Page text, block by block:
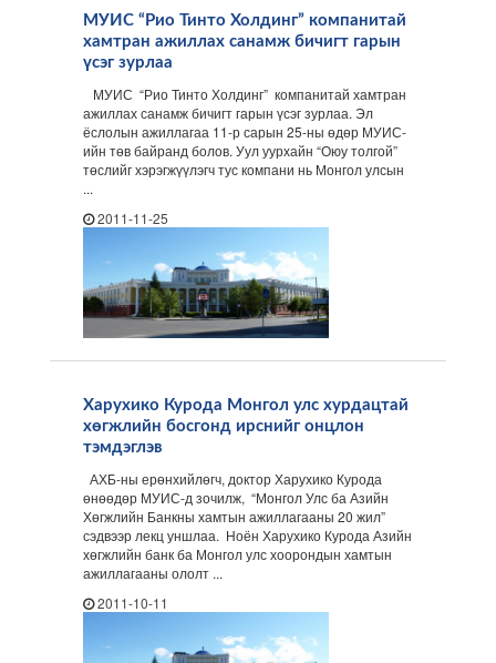
МУИС “Рио Тинто Холдинг” компанитай
хамтран ажиллах санамж бичигт гарын
үсэг зурлаа
МУИС “Рио Тинто Холдинг” компанитай хамтран
ажиллах санамж бичигт гарын үсэг зурлаа. Эл
ёслолын ажиллагаа 11-р сарын 25-ны өдөр МУИС-
ийн төв байранд болов. Уул уурхайн “Оюу толгой”
төслийг хэрэгжүүлэгч тус компани нь Монгол улсын
...
2011-11-25
Харухико Курода Монгол улс хурдацтай
хөгжлийн босгонд ирснийг онцлон
тэмдэглэв
АХБ-ны ерөнхийлөгч, доктор Харухико Курода
өнөөдөр МУИС-д зочилж, “Монгол Улс ба Азийн
Хөгжлийн Банкны хамтын ажиллагааны 20 жил”
сэдвээр лекц уншлаа. Ноён Харухико Курода Азийн
хөгжлийн банк ба Монгол улс хоорондын хамтын
ажиллагааны ололт ...
2011-10-11